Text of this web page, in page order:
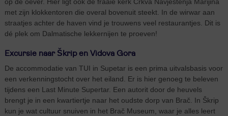
met zijn klokkentoren die overal bovenuit steekt. In de wirwar aan
straatjes achter de haven vind je trouwens veel restaurantjes. Dit is
dé plek om Dalmatische lekkernijen te proeven!
Excursie naar Škrip en Vidova Gora
De accommodatie van TUI in Supetar is een prima uitvalsbasis voor
een verkenningstocht over het eiland. Er is hier genoeg te beleven
tijdens een Last Minute Supertar. Een autorit door de heuvels
brengt je in een kwartiertje naar het oudste dorp van Brač. In Škrip
kun je wat cultuur snuiven in het Brač Museum, waar je alles leert